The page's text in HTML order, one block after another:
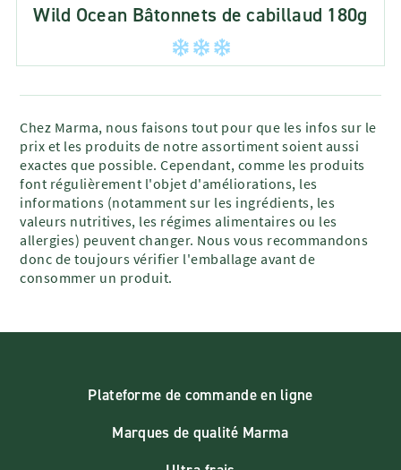
Wild Ocean Bâtonnets de cabillaud 180g
Chez Marma, nous faisons tout pour que les infos sur le
prix et les produits de notre assortiment soient aussi
exactes que possible. Cependant, comme les produits
font régulièrement l'objet d'améliorations, les
informations (notamment sur les ingrédients, les
valeurs nutritives, les régimes alimentaires ou les
allergies) peuvent changer. Nous vous recommandons
donc de toujours vérifier l'emballage avant de
consommer un produit.
Plateforme de commande en ligne
Marques de qualité Marma